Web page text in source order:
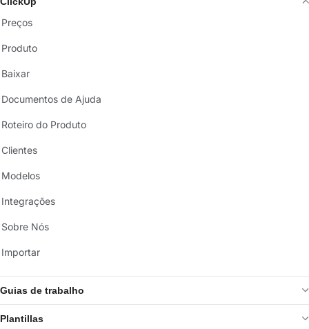
Preços
Produto
Baixar
Documentos de Ajuda
Roteiro do Produto
Clientes
Modelos
Integrações
Sobre Nós
Importar
Guias de trabalho
Plantillas